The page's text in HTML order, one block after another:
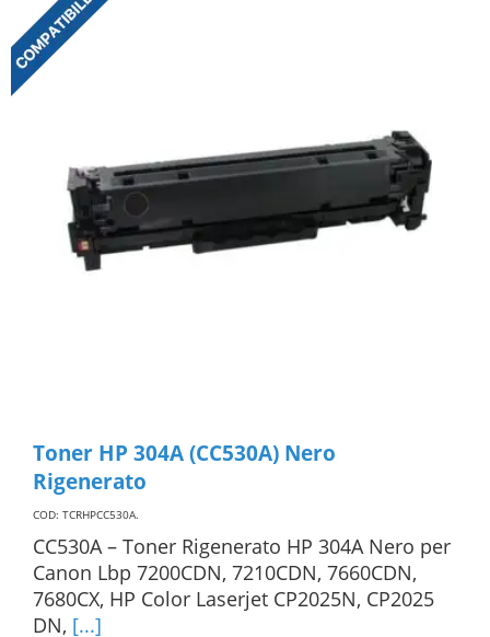
Toner HP 304A (CC530A) Nero
Rigenerato
COD: TCRHPCC530A.
CC530A – Toner Rigenerato HP 304A Nero per
Canon Lbp 7200CDN, 7210CDN, 7660CDN,
7680CX, HP Color Laserjet CP2025N, CP2025
DN, [...]